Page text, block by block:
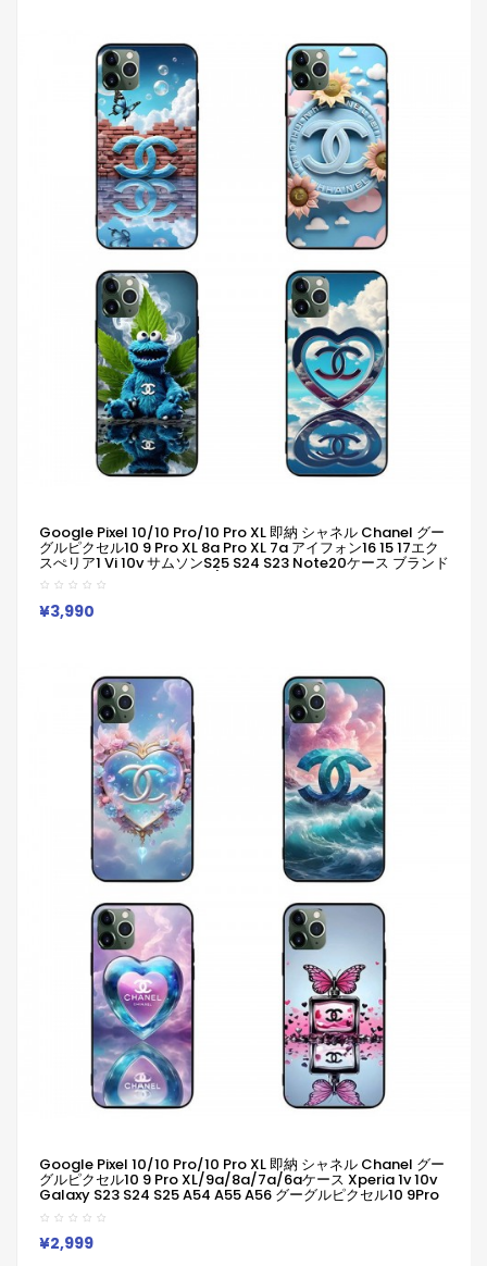
Google Pixel 10/10 Pro/10 Pro XL 即納 シャネル Chanel グー
グルピクセル10 9 Pro XL 8a Pro XL 7a アイフォン16 15 17エク
スぺリア1 Vi 10v サムソンs25 S24 S23 Note20ケース ブランド
Galaxy A55 A54 A56 S25/S24 Ultraケース男女兼用ジャケッ
ト型人気
¥3,990
Google Pixel 10/10 Pro/10 Pro XL 即納 シャネル Chanel グー
グルピクセル10 9 Pro XL/9a/8a/7a/6aケース Xperia 1v 10v
Galaxy S23 S24 S25 A54 A55 A56 グーグルピクセル10 9Pro
XL 8a 7a Iphone 17 15 16 Pro Maxケース
Iphone/Galaxy/Google/Xperia/Pixelなど全機種対応
¥2,999